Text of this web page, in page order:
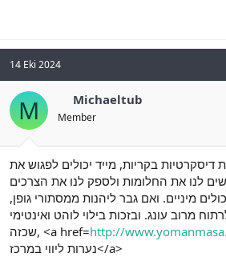
14 Eki 2024
M Michaeltub
Member
דיסקרטיות בקריות, מייד יכולים לפגוש את
לנו את החלומות ולספק לנו את הצרכים
מיניים. ואם גבר ליהנות ממסתורי גופן,
מרוב עונג. ובזכות בילוי לוהט ואינטימי
שכזה, <a href=http://
נערות ליווי במרכז</a>